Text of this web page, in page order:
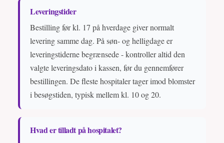
Leveringstider
Bestilling før kl. 17 på hverdage giver normalt
levering samme dag. På søn- og helligdage er
leveringstiderne begrænsede - kontroller altid den
valgte leveringsdato i kassen, før du gennemfører
bestillingen. De fleste hospitaler tager imod blomster
i besøgstiden, typisk mellem kl. 10 og 20.
Hvad er tilladt på hospitalet?